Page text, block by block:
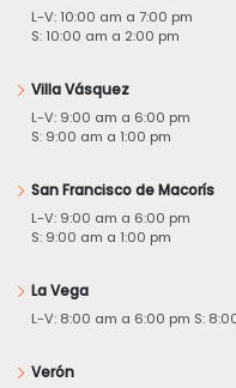
L-V: 10:00 am a 7:00 pm
S: 10:00 am a 2:00 pm
Villa Vásquez
L-V: 9:00 am a 6:00 pm
S: 9:00 am a 1:00 pm
San Francisco de Macorís
L-V: 9:00 am a 6:00 pm
S: 9:00 am a 1:00 pm
La Vega
L-V: 8:00 am a 6:00 pm S:
Verón